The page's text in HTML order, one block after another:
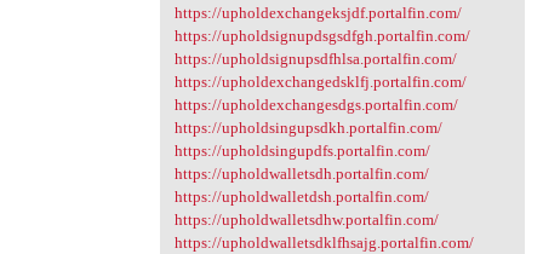
https://upholdexchangeksjdf.portalfin.com/
https://upholdsignupdsgsdfgh.portalfin.com/
https://upholdsignupsdfhlsa.portalfin.com/
https://upholdexchangedsklfj.portalfin.com/
https://upholdexchangesdgs.portalfin.com/
https://upholdsingupsdkh.portalfin.com/
https://upholdsingupdfs.portalfin.com/
https://upholdwalletsdh.portalfin.com/
https://upholdwalletdsh.portalfin.com/
https://upholdwalletsdhw.portalfin.com/
https://upholdwalletsdklfhsajg.portalfin.com/